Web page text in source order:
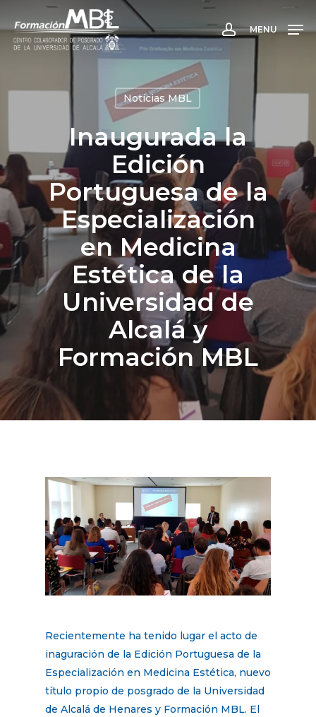
to
main
account
MENU
Noticias MBL
Inaugurada la
Edición
Portuguesa de la
Especialización
en Medicina
Estética de la
Universidad de
Alcalá y
Formación MBL
Recientemente ha tenido lugar el acto de
inaguración de la Edición Portuguesa de la
Especialización en Medicina Estética, nuevo
título propio de posgrado de la Universidad
de Alcalá de Henares y Formación MBL. El